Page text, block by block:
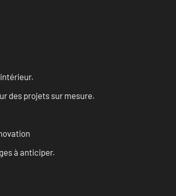
des projets sur mesure.
à anticiper.